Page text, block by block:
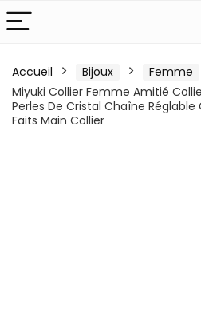
Accueil Bijoux Femme
Miyuki Collier Femme Amitié
Perles De Cristal Chaîne Réglable
Faits Main Collier